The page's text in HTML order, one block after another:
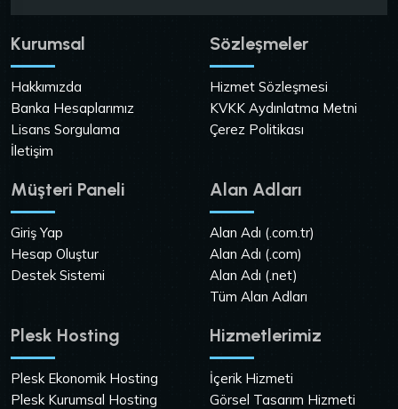
Kurumsal
Hakkımızda
Banka Hesaplarımız
Lisans Sorgulama
İletişim
Sözleşmeler
Hizmet Sözleşmesi
KVKK Aydınlatma Metni
Çerez Politikası
Müşteri Paneli
Giriş Yap
Hesap Oluştur
Destek Sistemi
Alan Adları
Alan Adı (.com.tr)
Alan Adı (.com)
Alan Adı (.net)
Tüm Alan Adları
Plesk Hosting
Plesk Ekonomik Hosting
Plesk Kurumsal Hosting
Hizmetlerimiz
İçerik Hizmeti
Görsel Tasarım Hizmeti